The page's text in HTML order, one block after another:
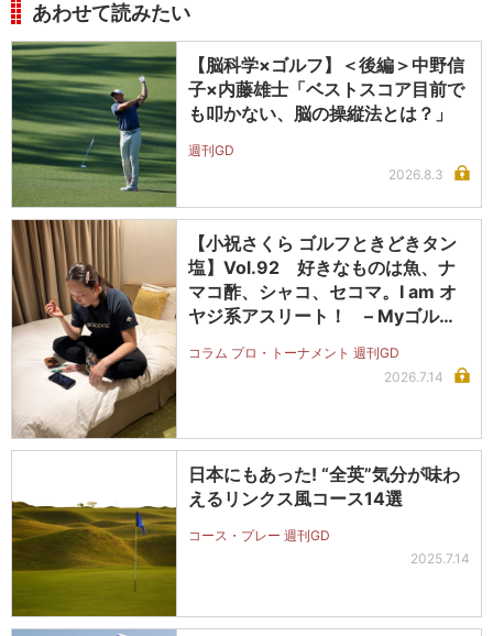
あわせて読みたい
【脳科学×ゴルフ】＜後編＞中野信
子×内藤雄士「ベストスコア目前で
も叩かない、脳の操縦法とは？」
週刊GD
2026.8.3
【小祝さくら ゴルフときどきタン
塩】Vol.92 好きなものは魚、ナ
マコ酢、シャコ、セコマ。I am オ
ヤジ系アスリート！ – Myゴルフ
コラム プロ・トーナメント 週刊GD
2026.7.14
日本にもあった! “全英”気分が味わ
えるリンクス風コース14選
コース・プレー 週刊GD
2025.7.14